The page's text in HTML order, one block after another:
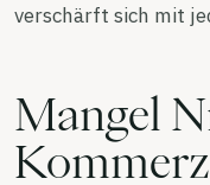
verschärft sich mit
Mangel